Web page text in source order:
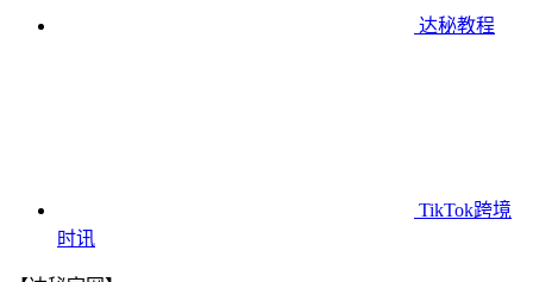
达秘教程
TikTok跨境
时讯